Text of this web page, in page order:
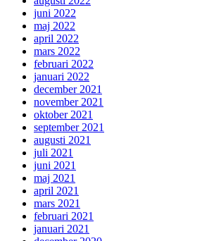
juni 2022
maj 2022
april 2022
mars 2022
februari 2022
januari 2022
december 2021
november 2021
oktober 2021
september 2021
augusti 2021
juli 2021
juni 2021
maj 2021
april 2021
mars 2021
februari 2021
januari 2021